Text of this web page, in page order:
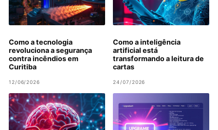
Como a tecnologia
revoluciona a segurança
contra incêndios em
Curitiba
12/06/2026
Como a inteligência
artificial está
transformando a leitura de
cartas
24/07/2026